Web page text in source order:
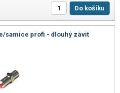
Do košíku
samice profi - dlouhý závit